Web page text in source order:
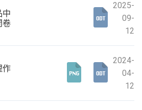
中
卷
2025-
09-
12
作
2024-
04-
12